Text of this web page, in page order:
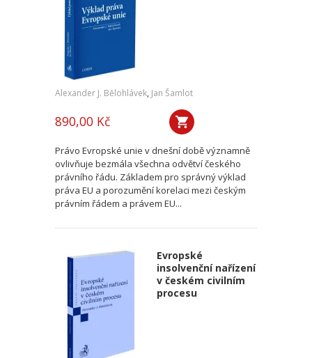
Alexander J. Bělohlávek, Jan Šamlot
890,00 Kč
Právo Evropské unie v dnešní době významně
ovlivňuje bezmála všechna odvětví českého
právního řádu. Základem pro správný výklad
práva EU a porozumění korelaci mezi českým
právním řádem a právem EU...
Evropské
insolvenční nařízení
v českém civilním
procesu